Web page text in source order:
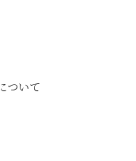
ついて